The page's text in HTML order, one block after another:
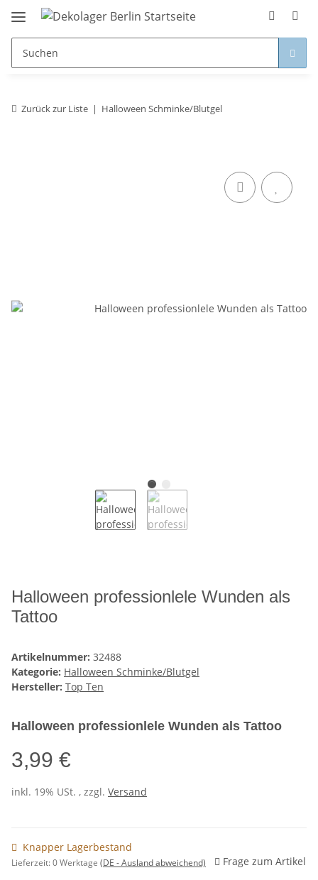
Zurück zur Liste Halloween Schminke/Blutgel
Halloween professionlele Wunden als
Tattoo
Artikelnummer: 32488
Kategorie: Halloween Schminke/Blutgel
Hersteller: Top Ten
Halloween professionlele Wunden als Tattoo
3,99 €
inkl. 19% USt. , zzgl. Versand
Knapper Lagerbestand
Lieferzeit:0 Werktage (DE - Ausland abweichend) Frage zum Artikel